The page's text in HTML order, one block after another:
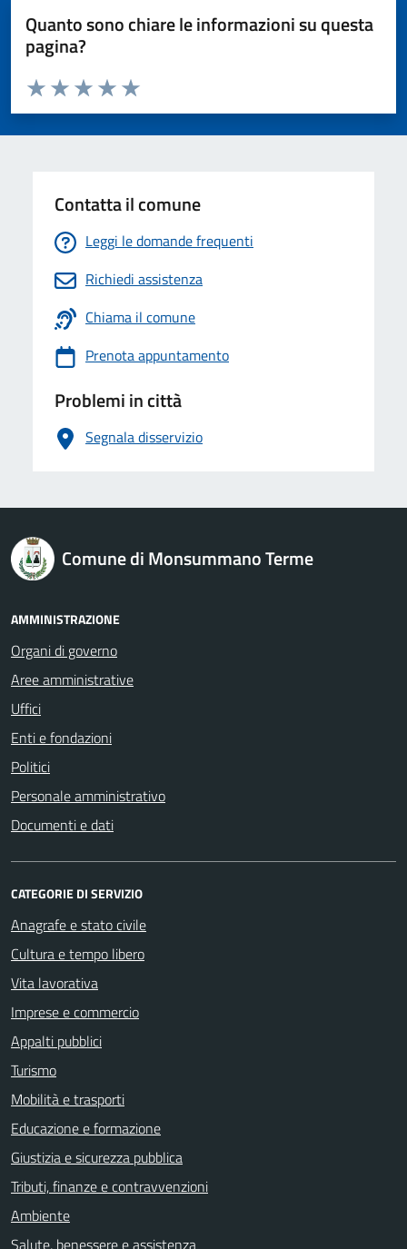
Quanto sono chiare le informazioni su questa
pagina?
Valuta da 1 a 5 stelle la pagina
Valuta 5 stelle su 5
Valuta 4 stelle su 5
Valuta 3 stelle su 5
Valuta 2 stelle su 5
Valuta 1 stelle su 5
Contatta il comune
Leggi le domande frequenti
Richiedi assistenza
Chiama il comune
Prenota appuntamento
Problemi in città
Segnala disservizio
logo Unione Europea
Comune di Monsummano Terme
AMMINISTRAZIONE
Organi di governo
Aree amministrative
Uffici
Enti e fondazioni
Politici
Personale amministrativo
Documenti e dati
CATEGORIE DI SERVIZIO
Anagrafe e stato civile
Cultura e tempo libero
Vita lavorativa
Imprese e commercio
Appalti pubblici
Turismo
Mobilità e trasporti
Educazione e formazione
Giustizia e sicurezza pubblica
Tributi, finanze e contravvenzioni
Ambiente
Salute, benessere e assistenza